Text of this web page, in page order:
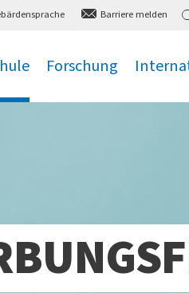
, Barriere melden
Forschung